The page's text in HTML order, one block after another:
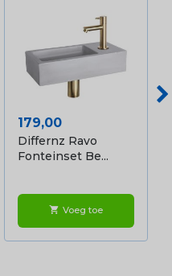
Prijs
179,00
Differnz Ravo
Fonteinset Be...
shopping_cart Voeg toe